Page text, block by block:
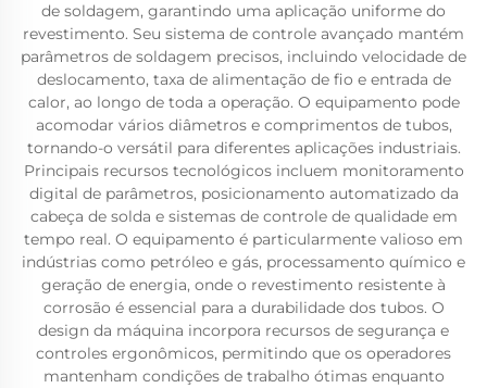
de soldagem, garantindo uma aplicação uniforme do
revestimento. Seu sistema de controle avançado mantém
parâmetros de soldagem precisos, incluindo velocidade de
deslocamento, taxa de alimentação de fio e entrada de
calor, ao longo de toda a operação. O equipamento pode
acomodar vários diâmetros e comprimentos de tubos,
tornando-o versátil para diferentes aplicações industriais.
Principais recursos tecnológicos incluem monitoramento
digital de parâmetros, posicionamento automatizado da
cabeça de solda e sistemas de controle de qualidade em
tempo real. O equipamento é particularmente valioso em
indústrias como petróleo e gás, processamento químico e
geração de energia, onde o revestimento resistente à
corrosão é essencial para a durabilidade dos tubos. O
design da máquina incorpora recursos de segurança e
controles ergonômicos, permitindo que os operadores
mantenham condições de trabalho ótimas enquanto